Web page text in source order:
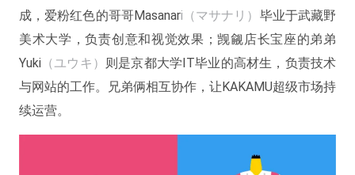
成，爱粉红色的哥哥Masanari（マサナリ） 毕业于武藏野
美术大学，负责创意和视觉效果；觊觎店长宝座的弟弟
Yuki（ユウキ）
则是京都大学IT毕业的高材生，负责技术
与网站的工作。兄弟俩相互协作，让KAKAMU超级市场持
续运营。